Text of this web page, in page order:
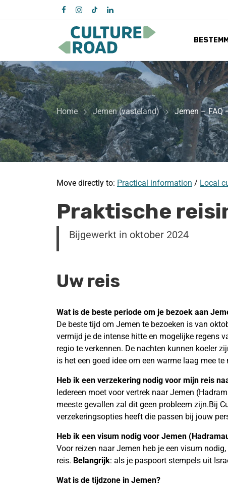
Home Jemen (vasteland) Jemen – FAQ
Move directly to: Practical information / Local
Praktische
Bijgewerkt in oktober 2024
Uw reis
Wat is de beste periode om je bezoek aan
De beste tijd om Jemen te bezoeken is van
vermijd je de intense hitte en mogelijke regens
regio te verkennen. De nachten kunnen koeler
is het een goed idee om een warme laag mee
Heb ik een verzekering nodig voor mijn reis
Iedereen moet voor vertrek naar Jemen
meeste gevallen zal dit geen probleem zijn.Bij
verzekeringsopties heeft die passen bij jouw
Heb ik een visum nodig voor Jemen
Voor reizen naar Jemen heb je een visum
reis. Belangrijk: als je paspoort stempels uit
Wat is de tijdzone in Jemen?